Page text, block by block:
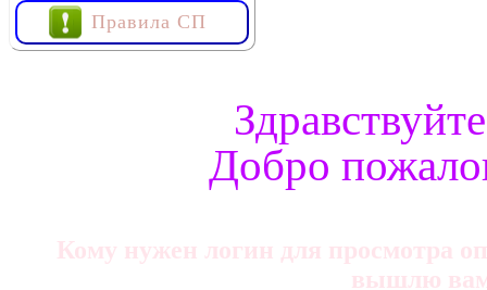
Правила СП
Добро
Кому нужен логин для просмотра
вышлю вам